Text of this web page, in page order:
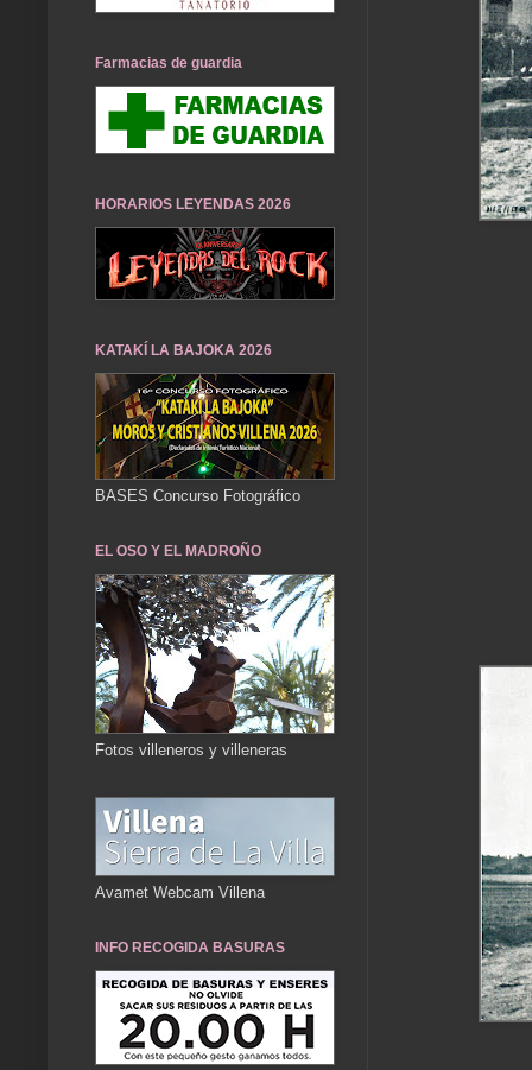
Farmacias de guardia
HORARIOS LEYENDAS 2026
KATAKÍ LA BAJOKA 2026
BASES Concurso Fotográfico
EL OSO Y EL MADROÑO
Fotos villeneros y villeneras
Avamet Webcam Villena
INFO RECOGIDA BASURAS